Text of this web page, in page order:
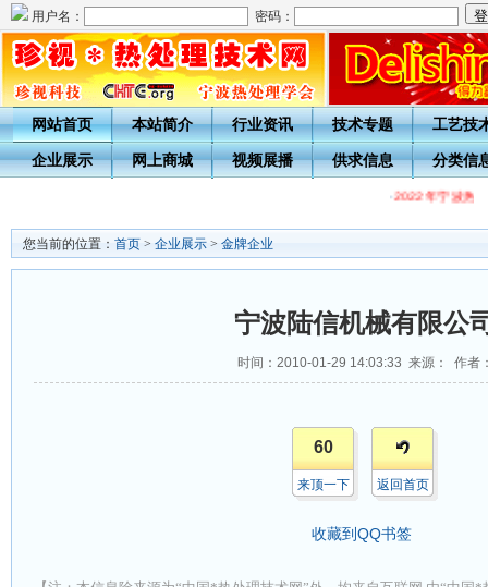
用户名： 密码：
网站首页 本站简介 行业资讯 技术专题 工艺技
企业展示 网上商城 视频展播 供求信息 分类信
·2022年宁波热
您当前的位置： 首页 > 企业展示 > 金牌企业
宁波陆信机械有限公
时间：2010-01-29 14:03:33 来源： 作者
60
来顶一下 返回首页
收藏到QQ书签